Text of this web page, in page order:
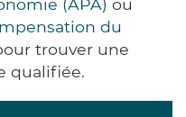
(APA) ou
du
trouver une
qualifiée.